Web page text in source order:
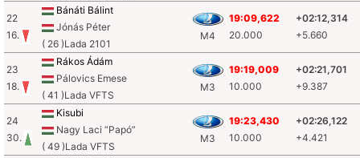
22
16.
Bánáti Bálint
Jónás Péter
( 26 )Lada 2101
M4
19:09,622
20.000
+02:12,314
+5.660
23
18.
Rákos Ádám
Pálovics Emese
( 41 )Lada VFTS
M3
19:19,009
10.000
+02:21,701
+9.387
24
30.
Kisubi
Nagy Laci “Papó”
( 49 )Lada VFTS
M3
19:23,430
10.000
+02:26,122
+4.421